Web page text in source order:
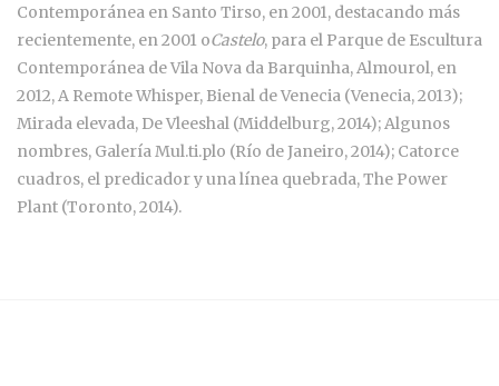
Contemporánea en Santo Tirso, en 2001, destacando más
recientemente, en 2001 oCastelo, para el Parque de Escultura
Contemporánea de Vila Nova da Barquinha, Almourol, en
2012, A Remote Whisper, Bienal de Venecia (Venecia, 2013);
Mirada elevada, De Vleeshal (Middelburg, 2014); Algunos
nombres, Galería Mul.ti.plo (Río de Janeiro, 2014); Catorce
cuadros, el predicador y una línea quebrada, The Power
Plant (Toronto, 2014).